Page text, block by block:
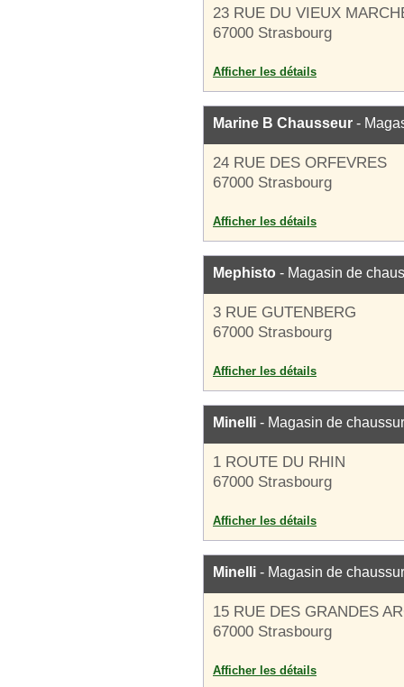
23 RUE DU VIEUX
67000 Strasbourg
Afficher les détails
Marine B Chausseur -
24 RUE DES ORFEVRES
67000 Strasbourg
Afficher les détails
Mephisto - Magasin de
3 RUE GUTENBERG
67000 Strasbourg
Afficher les détails
Minelli - Magasin de
1 ROUTE DU RHIN
67000 Strasbourg
Afficher les détails
Minelli - Magasin de
15 RUE DES GRANDES
67000 Strasbourg
Afficher les détails